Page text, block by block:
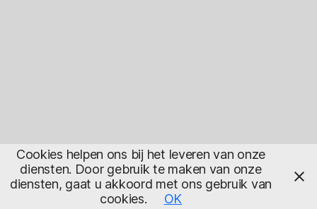
Cookies helpen ons bij het leveren van onze
diensten. Door gebruik te maken van onze
diensten, gaat u akkoord met ons gebruik van
cookies.
OK